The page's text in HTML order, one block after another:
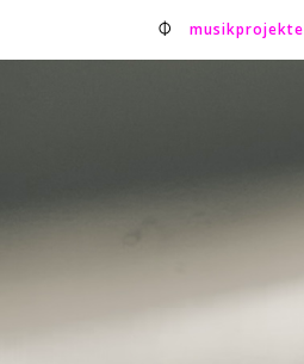
⏀ musikprojekte